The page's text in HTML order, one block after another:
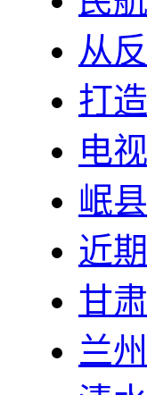
从
打
电
岷
近
甘
兰